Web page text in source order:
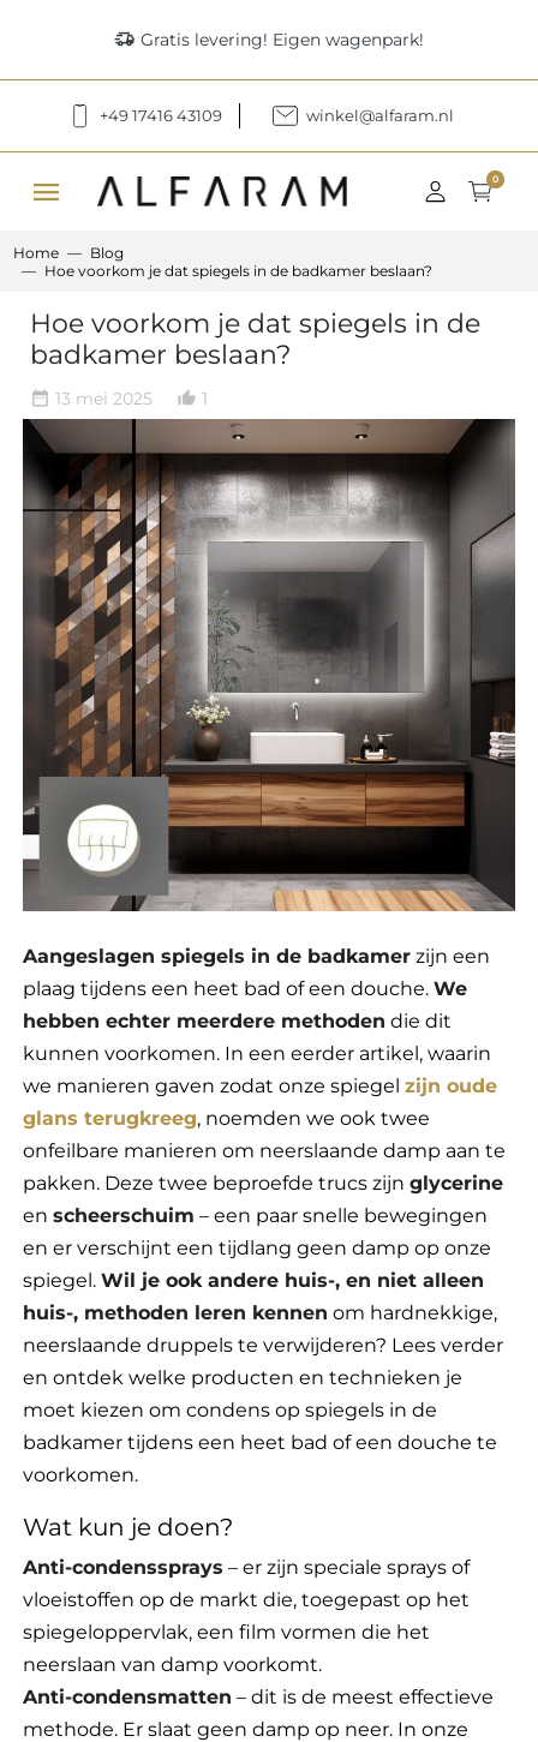
delivery_truck_speed Gratis levering! Eigen wagenpark!
+49 17416 43109 winkel@alfaram.nl
menu 0
Home
Blog
Hoe voorkom je dat spiegels in de badkamer beslaan?
Hoe voorkom je dat spiegels in de
badkamer beslaan?
date_range 13 mei 2025 thumb_up_alt 1
Aangeslagen spiegels in de badkamer zijn een
plaag tijdens een heet bad of een douche.We
hebben echter meerdere methoden die dit
kunnen voorkomen. In een eerder artikel, waarin
we manieren gaven zodat onze spiegelzijn oude
glans terugkreeg, noemden we ook twee
onfeilbare manieren om neerslaande damp aan te
pakken. Deze twee beproefde trucs zijnglycerine
enscheerschuim – een paar snelle bewegingen
en er verschijnt een tijdlang geen damp op onze
spiegel.Wil je ook andere huis-, en niet alleen
huis-, methoden leren kennen om hardnekkige,
neerslaande druppels te verwijderen? Lees verder
en ontdek welke producten en technieken je
moet kiezen om condens op spiegels in de
badkamer tijdens een heet bad of een douche te
voorkomen.
Wat kun je doen?
Anti-condenssprays – er zijn speciale sprays of
vloeistoffen op de markt die, toegepast op het
spiegeloppervlak, een film vormen die het
neerslaan van damp voorkomt.
Anti-condensmatten – dit is de meest effectieve
methode. Er slaat geen damp op neer. In onze